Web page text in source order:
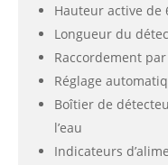
Hauteur active de
Longueur du
Raccordement
Réglage
Boîtier de
l’eau
Indicateurs